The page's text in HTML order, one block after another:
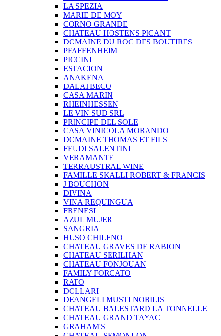
LA SPEZIA
MARIE DE MOY
CORNO GRANDE
CHATEAU HOSTENS PICANT
DOMAINE DU ROC DES BOUTIRES
PFAFFENHEIM
PICCINI
ESTACION
ANAKENA
DALATBECO
CASA MARIN
RHEINHESSEN
LE VIN SUD SRL
PRINCIPE DEL SOLE
CASA VINICOLA MORANDO
DOMAINE THOMAS ET FILS
FEUDI SALENTINI
VERAMANTE
TERRAUSTRAL WINE
FAMILLE SKALLI ROBERT & FRANCIS
J BOUCHON
DIVINA
VINA REQUINGUA
FRENESI
AZUL MUJER
SANGRIA
HUSO CHILENO
CHATEAU GRAVES DE RABION
CHATEAU SERILHAN
CHATEAU FONJOUAN
FAMILY FORCATO
RATO
DOLLARI
DEANGELI MUSTI NOBILIS
CHATEAU BALESTARD LA TONNELLE
CHATEAU GRAND TAYAC
GRAHAM'S